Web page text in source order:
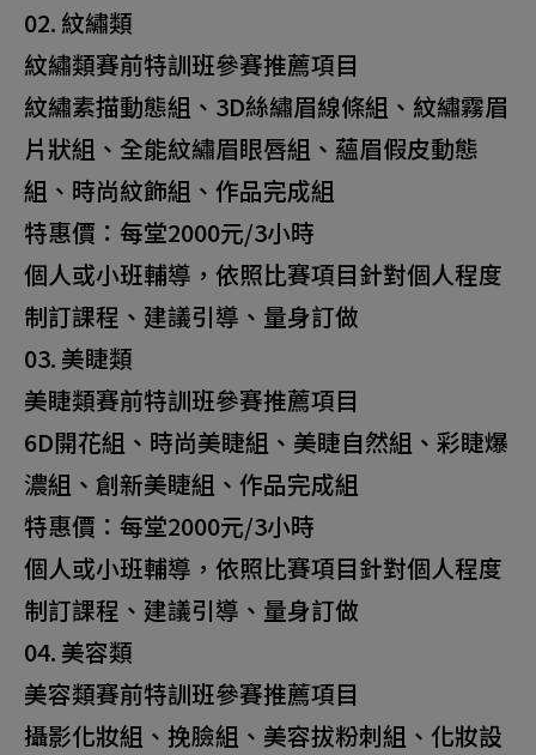
02. 紋繡類
紋繡類賽前特訓班參賽推薦項目
紋繡素描動態組、3D絲繡眉線條組、紋繡霧眉
片狀組、全能紋繡眉眼唇組、蘊眉假皮動態
組、時尚紋飾組、作品完成組
特惠價：每堂2000元/3小時
個人或小班輔導，依照比賽項目針對個人程度
制訂課程、建議引導、量身訂做
03. 美睫類
美睫類賽前特訓班參賽推薦項目
6D開花組、時尚美睫組、美睫自然組、彩睫爆
濃組、創新美睫組、作品完成組
特惠價：每堂2000元/3小時
個人或小班輔導，依照比賽項目針對個人程度
制訂課程、建議引導、量身訂做
04. 美容類
美容類賽前特訓班參賽推薦項目
攝影化妝組、挽臉組、美容拔粉刺組、化妝設